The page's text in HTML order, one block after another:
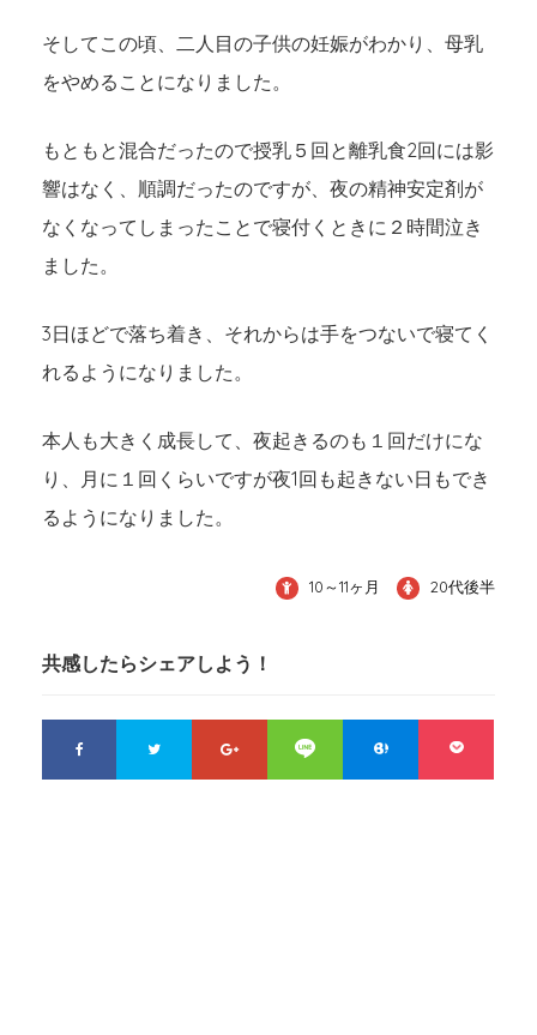
そしてこの頃、二人目の子供の妊娠がわかり、母乳
をやめることになりました。
もともと混合だったので授乳５回と離乳食2回には影
響はなく、順調だったのですが、夜の精神安定剤が
なくなってしまったことで寝付くときに２時間泣き
ました。
3日ほどで落ち着き、それからは手をつないで寝てく
れるようになりました。
本人も大きく成長して、夜起きるのも１回だけにな
り、月に１回くらいですが夜1回も起きない日もでき
るようになりました。
10～11ヶ月 20代後半
共感したらシェアしよう！